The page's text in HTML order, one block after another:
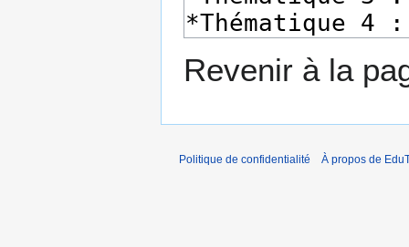
Revenir à la
Politique de confidentialité À propos de